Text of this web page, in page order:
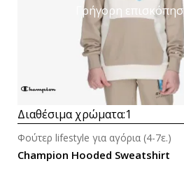
Γρήγορη επισκόπηση
Διαθέσιμα χρώματα:1
Champion Hooded Sweatshirt
Φούτερ lifestyle για αγόρια (4-7ε.)